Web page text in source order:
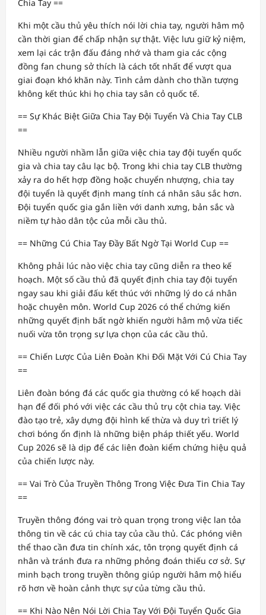
Chia Tay ==
Khi một cầu thủ yêu thích nói lời chia tay, người hâm mộ
cần thời gian để chấp nhận sự thật. Việc lưu giữ kỷ niệm,
xem lại các trận đấu đáng nhớ và tham gia các cộng
đồng fan chung sở thích là cách tốt nhất để vượt qua
giai đoạn khó khăn này. Tình cảm dành cho thần tượng
không kết thúc khi họ chia tay sân cỏ quốc tế.
== Sự Khác Biệt Giữa Chia Tay Đội Tuyển Và Chia Tay CLB
==
Nhiều người nhầm lẫn giữa việc chia tay đội tuyển quốc
gia và chia tay câu lạc bộ. Trong khi chia tay CLB thường
xảy ra do hết hợp đồng hoặc chuyển nhượng, chia tay
đội tuyển là quyết định mang tính cá nhân sâu sắc hơn.
Đội tuyển quốc gia gắn liền với danh xưng, bản sắc và
niềm tự hào dân tộc của mỗi cầu thủ.
== Những Cú Chia Tay Đầy Bất Ngờ Tại World Cup ==
Không phải lúc nào việc chia tay cũng diễn ra theo kế
hoạch. Một số cầu thủ đã quyết định chia tay đội tuyển
ngay sau khi giải đấu kết thúc với những lý do cá nhân
hoặc chuyên môn. World Cup 2026 có thể chứng kiến
những quyết định bất ngờ khiến người hâm mộ vừa tiếc
nuối vừa tôn trọng sự lựa chọn của các cầu thủ.
== Chiến Lược Của Liên Đoàn Khi Đối Mặt Với Cú Chia Tay
==
Liên đoàn bóng đá các quốc gia thường có kế hoạch dài
hạn để đối phó với việc các cầu thủ trụ cột chia tay. Việc
đào tạo trẻ, xây dựng đội hình kế thừa và duy trì triết lý
chơi bóng ổn định là những biện pháp thiết yếu. World
Cup 2026 sẽ là dịp để các liên đoàn kiểm chứng hiệu quả
của chiến lược này.
== Vai Trò Của Truyền Thông Trong Việc Đưa Tin Chia Tay
==
Truyền thông đóng vai trò quan trọng trong việc lan tỏa
thông tin về các cú chia tay của cầu thủ. Các phóng viên
thể thao cần đưa tin chính xác, tôn trọng quyết định cá
nhân và tránh đưa ra những phỏng đoán thiếu cơ sở. Sự
minh bạch trong truyền thông giúp người hâm mộ hiểu
rõ hơn về hoàn cảnh thực sự của từng cầu thủ.
== Khi Nào Nên Nói Lời Chia Tay Với Đội Tuyển Quốc Gia